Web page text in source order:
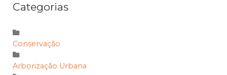
Categorias
Conservação
Arborização Urbana